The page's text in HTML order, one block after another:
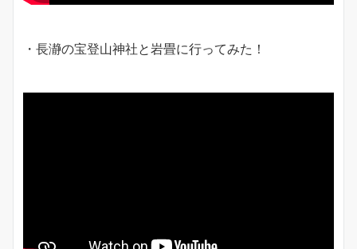
・長瀞の宝登山神社と岩畳に行ってみた！